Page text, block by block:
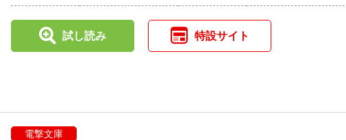
試し読み 特設サイト
電撃文庫